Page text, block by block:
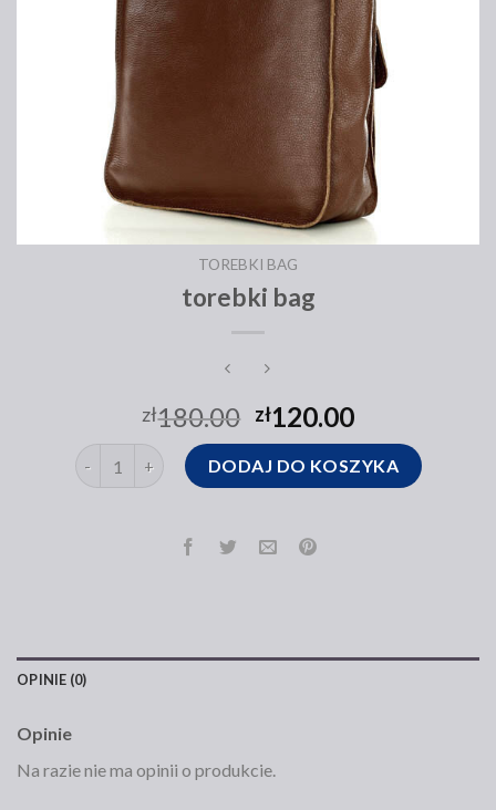
TOREBKI BAG
torebki bag
zł180.00 zł120.00
ilość torebki bag DODAJ DO KOSZYKA
OPINIE (0)
Opinie
Na razie nie ma opinii o produkcie.